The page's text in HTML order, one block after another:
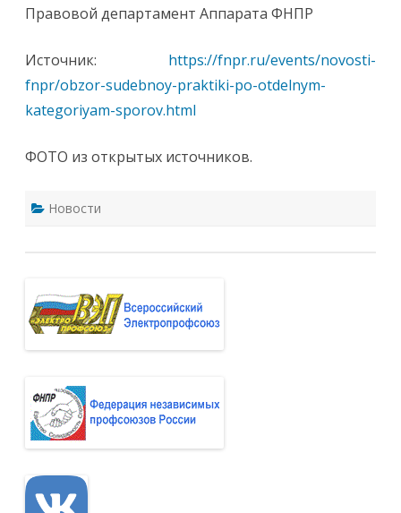
Правовой департамент Аппарата ФНПР
Источник: https://fnpr.ru/events/novosti-
fnpr/obzor-sudebnoy-praktiki-po-otdelnym-
kategoriyam-sporov.html
ФОТО из открытых источников.
Новости